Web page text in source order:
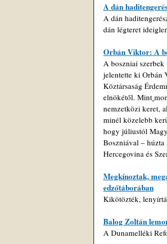
A dán
A dán
dán légteret
Orbán Viktor: A
A boszniai szerbek
jelentette ki Orbán
Köztársaság
elnökétől. Mint
nemzetközi keret,
minél közelebb
hogy júliustól
Boszniával –
Hercegovina és
Megkínoztak,
edzőtáborában
Kikötözték,
Balog Zoltán
A Dunamelléki